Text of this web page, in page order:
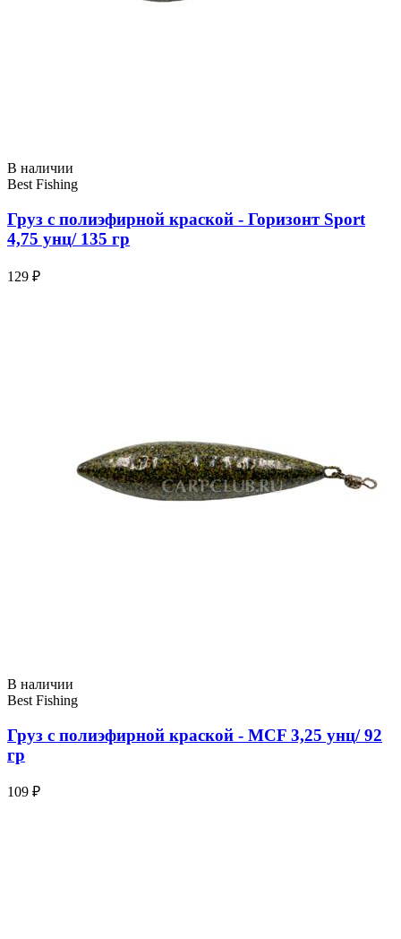
В наличии
Best Fishing
Груз с полиэфирной краской - Горизонт Sport
4,75 унц/ 135 гр
129 ₽
В наличии
Best Fishing
Груз с полиэфирной краской - MCF 3,25 унц/ 92
гр
109 ₽